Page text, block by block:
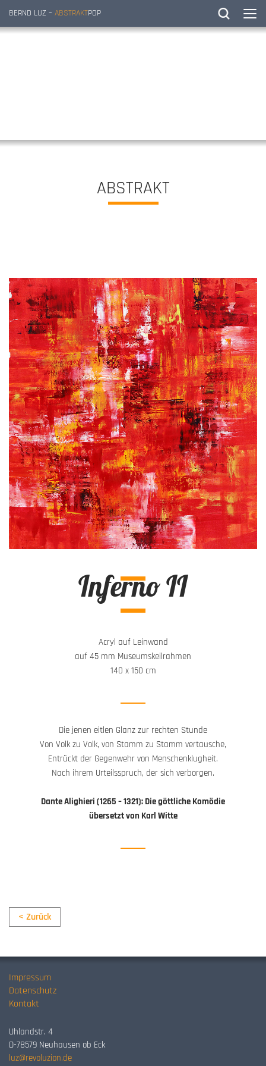
BERND LUZ – ABSTRAKTPOP
ABSTRAKT
Inferno II
Acryl auf Leinwand
auf 45 mm Museumskeilrahmen
140 x 150 cm
Die jenen eitlen Glanz zur rechten Stunde
Von Volk zu Volk, von Stamm zu Stamm vertausche,
Entrückt der Gegenwehr von Menschenklugheit.
Nach ihrem Urteilsspruch, der sich verborgen.
Dante Alighieri (1265 – 1321): Die göttliche Komödie
übersetzt von Karl Witte
< Zurück
Impressum
Datenschutz
Kontakt
Uhlandstr. 4
D-78579 Neuhausen ob Eck
luz@revoluzion.de